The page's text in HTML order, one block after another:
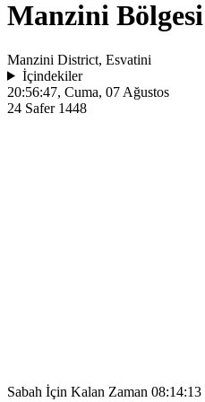
Manzini
Manzini District, Esvatini
İçindekiler
20:56:47, Cuma, 07 Ağustos
24 Safer 1448
Sabah İçin Kalan Zaman 08:14:13